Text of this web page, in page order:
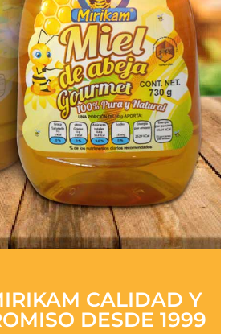
CALIDAD Y
DESDE 1999